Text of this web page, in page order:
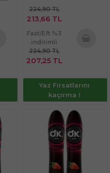
224,90 TL
213,66 TL
Fast/Eft %3
indirimli
224,90 TL
207,25 TL
Yaz Fırsatlarını
kaçırma !